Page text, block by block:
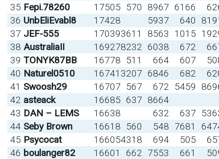
35 Fepi.78260 17505 570 8967 6166
36 UnbEliEvabl8 17428 5937 640
37 JEF-555 170393611 8563 1015
38 AustraliaII 169278232 6038 672
39 TONYK87BB 16778 511 664 607
40 Naturel0510 16741 3207 6846 682
41 Swoosh29 16707 567 672 5459
42 asteack 16685 637 8664
43 DAN – LEMS 16638 632 637
44 Seby Brown 16618 560 548 7681
45 Psycocat 166054318 694 505
46 boulanger82 16601 662 7553 661